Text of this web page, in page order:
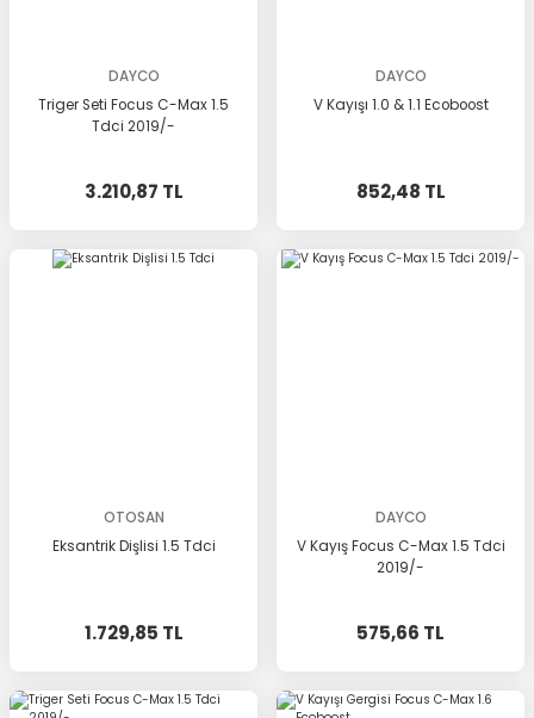
DAYCO
Triger Seti Focus C-Max 1.5
Tdci 2019/-
3.210,87 TL
DAYCO
V Kayışı 1.0 & 1.1 Ecoboost
852,48 TL
OTOSAN
Eksantrik Dişlisi 1.5 Tdci
1.729,85 TL
DAYCO
V Kayış Focus C-Max 1.5 Tdci
2019/-
575,66 TL